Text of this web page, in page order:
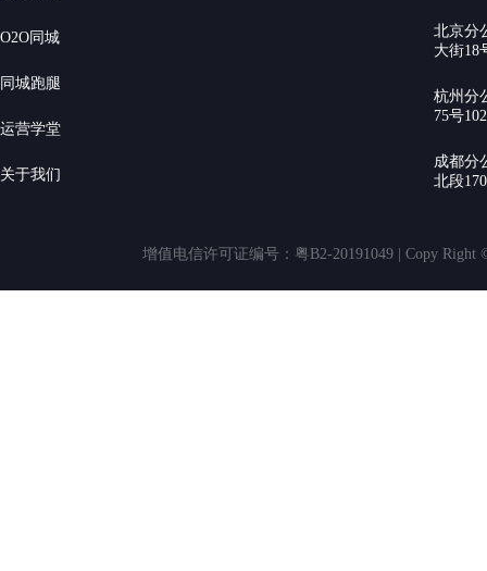
O2O同城
同城跑腿
运营学堂
关于我们
北京分
大街18
杭州分
75号
成都分
北段
增值电信许可证编号：粤B2-20191049 | Copy